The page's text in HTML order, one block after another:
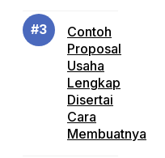
Contoh
Proposal
Usaha
Lengkap
Disertai
Cara
Membuatnya